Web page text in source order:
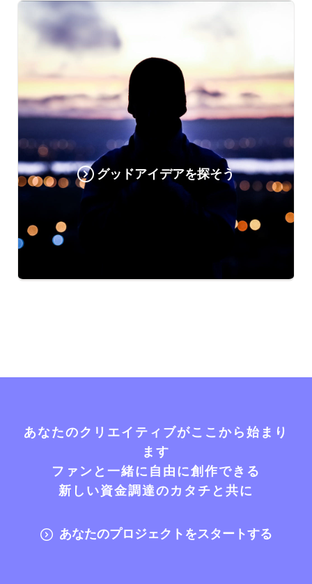
グッドアイデアを探そう
あなたのクリエイティブがここから始まり
ます
ファンと一緒に自由に創作できる
新しい資金調達のカタチと共に
あなたのプロジェクトをスタートする